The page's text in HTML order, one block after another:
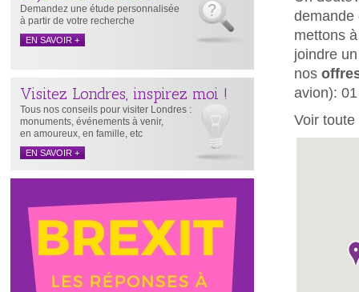
mettons
joindre
nos
avion):
Voir
Demandez une étude personnalisée
à partir de votre recherche
EN SAVOIR +
Visitez Londres, inspirez moi !
Tous nos conseils pour visiter Londres :
monuments, événements à venir,
en amoureux, en famille, etc
EN SAVOIR +